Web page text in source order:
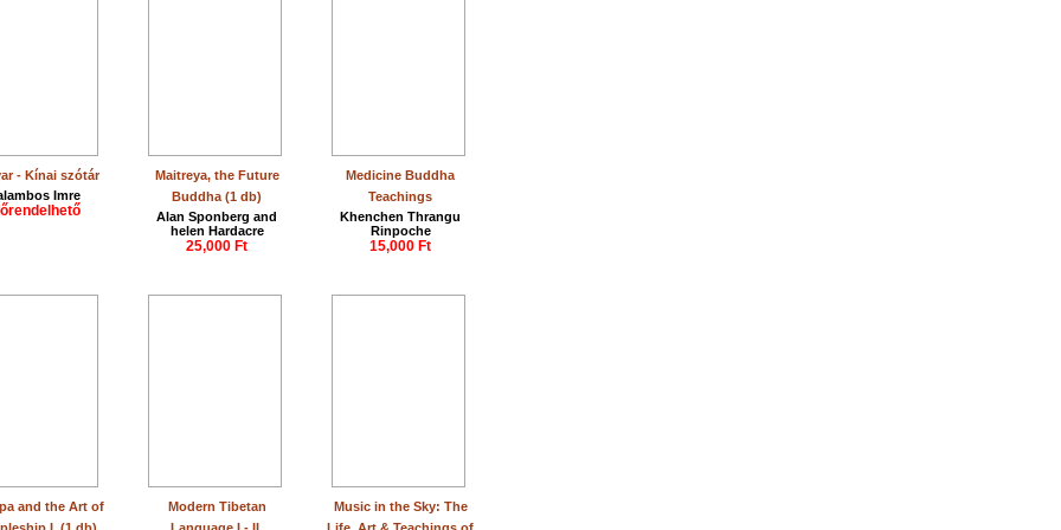
- Kínai szótár
Imre
Maitreya, the Future
Buddha (1 db)
Alan Sponberg and
helen Hardacre
25,000 Ft
Medicine Buddha
Teachings
Khenchen Thrangu
Rinpoche
15,000 Ft
and the Art of
Modern Tibetan
Music in the Sky: The